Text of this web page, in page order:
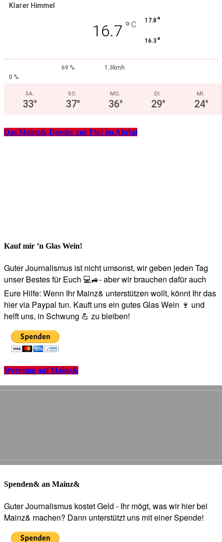
Klarer Himmel
16.7 ° C 17.8 °
16.3 °
69 %
1.3kmh
0 %
SA.
33°
SO.
37°
MO.
36°
DI.
29°
MI.
24°
Das Mainz&-Dossier zur Flut im Ahrtal
Kauf mir ’n Glas Wein!
Guter Journalismus ist nicht umsonst, wir geben jeden Tag
unser Bestes für Euch 💻🚙- aber wir brauchen dafür auch
Eure Hilfe: Wenn Ihr Mainz& unterstützen wollt, könnt Ihr das
hier via Paypal tun. Kauft uns ein gutes Glas Wein 🍷 und
helft uns, in Schwung 💪 zu bleiben!
Werbung auf Mainz&
Spenden& an Mainz&
Guter Journalismus kostet Geld - Ihr mögt, was wir hier bei
Mainz& machen? Dann unterstützt uns mit einer Spende!